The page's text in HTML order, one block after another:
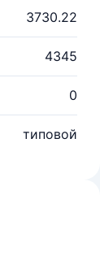
3730.22
4345
0
типовой